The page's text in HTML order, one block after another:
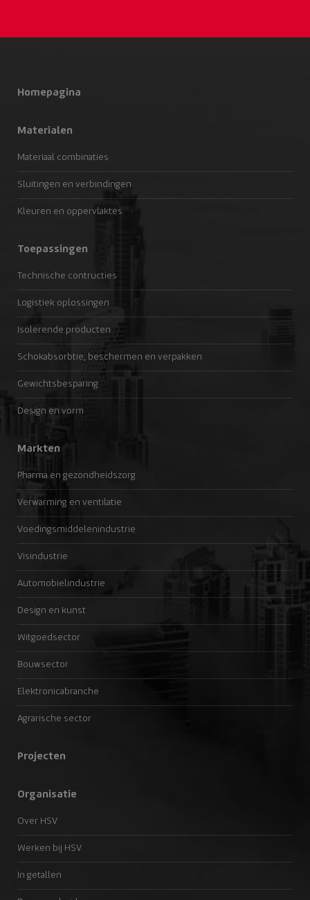
Homepagina
Materialen
Materiaal combinaties
Sluitingen en verbindingen
Kleuren en oppervlaktes
Toepassingen
Technische contructies
Logistiek oplossingen
Isolerende producten
Schokabsorbtie, beschermen en verpakken
Gewichtsbesparing
Design en vorm
Markten
Pharma en gezondheidszorg
Verwarming en ventilatie
Voedingsmiddelenindustrie
Visindustrie
Automobielindustrie
Design en kunst
Witgoedsector
Bouwsector
Elektronicabranche
Agrarische sector
Projecten
Organisatie
Over HSV
Werken bij HSV
In getallen